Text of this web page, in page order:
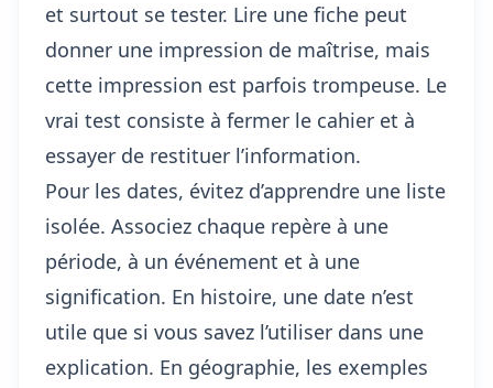
et surtout se tester. Lire une fiche peut
donner une impression de maîtrise, mais
cette impression est parfois trompeuse. Le
vrai test consiste à fermer le cahier et à
essayer de restituer l’information.
Pour les dates, évitez d’apprendre une liste
isolée. Associez chaque repère à une
période, à un événement et à une
signification. En histoire, une date n’est
utile que si vous savez l’utiliser dans une
explication. En géographie, les exemples